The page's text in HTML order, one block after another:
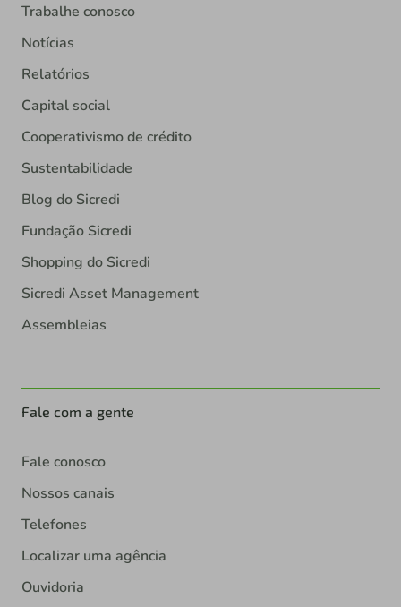
Trabalhe conosco
Notícias
Relatórios
Capital social
Cooperativismo de crédito
Sustentabilidade
Blog do Sicredi
Fundação Sicredi
Shopping do Sicredi
Sicredi Asset Management
Assembleias
Fale com a gente
Fale conosco
Nossos canais
Telefones
Localizar uma agência
Ouvidoria